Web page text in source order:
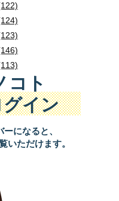
コト
イン
になると、
いただけます。